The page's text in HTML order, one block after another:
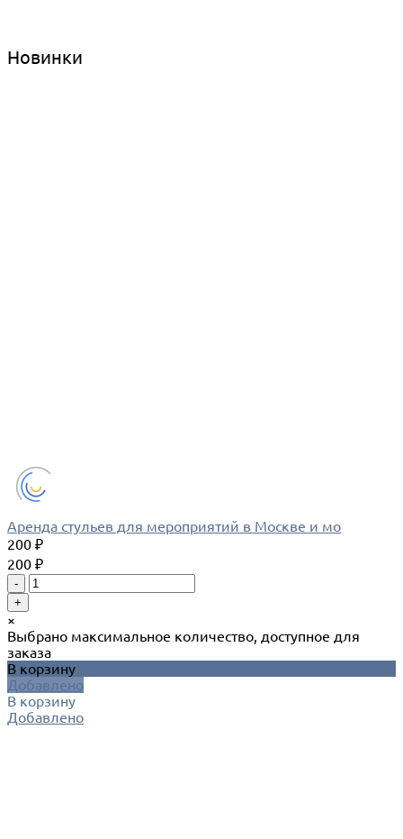
Новинки
Аренда стульев для мероприятий в Москве и мо
200 ₽
200 ₽
-
+
×
Выбрано максимальное количество, доступное для
заказа
В корзину
Добавлено
В корзину
Добавлено